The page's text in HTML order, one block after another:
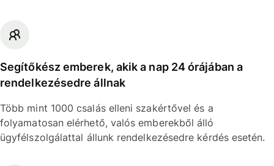
Segítőkész emberek, akik a nap 24 órájában a
rendelkezésedre állnak
Több mint 1000 csalás elleni szakértővel és a
folyamatosan elérhető, valós emberekből álló
ügyfélszolgálattal állunk rendelkezésedre kérdés esetén.